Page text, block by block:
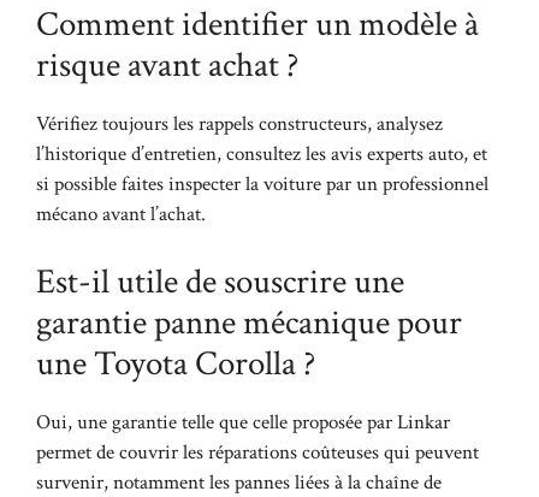
Comment identifier un modèle à
risque avant achat ?
Vérifiez toujours les rappels constructeurs, analysez
l’historique d’entretien, consultez les avis experts auto, et
si possible faites inspecter la voiture par un professionnel
mécano avant l’achat.
Est-il utile de souscrire une
garantie panne mécanique pour
une Toyota Corolla ?
Oui, une garantie telle que celle proposée par Linkar
permet de couvrir les réparations coûteuses qui peuvent
survenir, notamment les pannes liées à la chaîne de